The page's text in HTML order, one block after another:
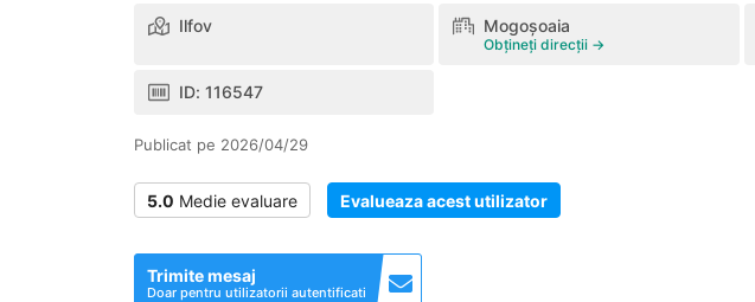
Ilfov Mogoşoaia
Obțineți direcții →
ID: 116547
Publicat pe 2026/04/29
5.0 Medie evaluare Evalueaza acest utilizator
Trimite mesaj
Doar pentru utilizatorii autentificati